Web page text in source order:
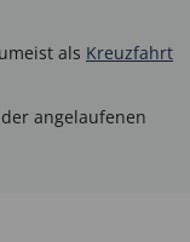
als Kreuzfahrt
angelaufenen